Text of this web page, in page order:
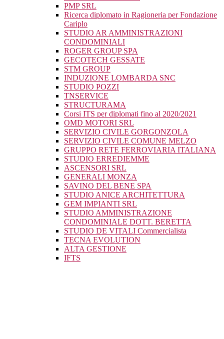
PMP SRL
Ricerca diplomato in Ragioneria per Fondazione
Cariplo
STUDIO AR AMMINISTRAZIONI
CONDOMINIALI
ROGER GROUP SPA
GECOTECH GESSATE
STM GROUP
INDUZIONE LOMBARDA SNC
STUDIO POZZI
TNSERVICE
STRUCTURAMA
Corsi ITS per diplomati fino al 2020/2021
OMD MOTORI SRL
SERVIZIO CIVILE GORGONZOLA
SERVIZIO CIVILE COMUNE MELZO
GRUPPO RETE FERROVIARIA ITALIANA
STUDIO ERREDIEMME
ASCENSORI SRL
GENERALI MONZA
SAVINO DEL BENE SPA
STUDIO ANICE ARCHITETTURA
GEM IMPIANTI SRL
STUDIO AMMINISTRAZIONE
CONDOMINIALE DOTT. BERETTA
STUDIO DE VITALI Commercialista
TECNA EVOLUTION
ALTA GESTIONE
IFTS